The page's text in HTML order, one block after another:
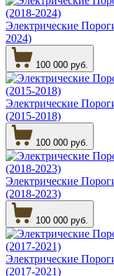
Электрические
2024)
100 000 руб.
Электрические
(2015-2018)
100 000 руб.
Электрические
(2018-2023)
100 000 руб.
Электрические
(2017-2021)